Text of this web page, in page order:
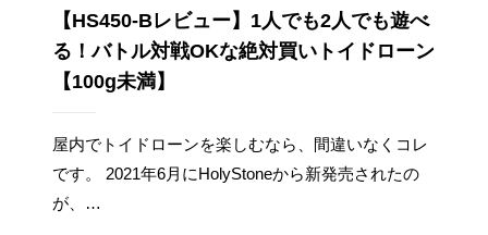
【HS450-Bレビュー】1人でも2人でも遊べ
る！バトル対戦OKな絶対買いトイドローン
【100g未満】
屋内でトイドローンを楽しむなら、間違いなくコレ
です。 2021年6月にHolyStoneから新発売されたの
が、…